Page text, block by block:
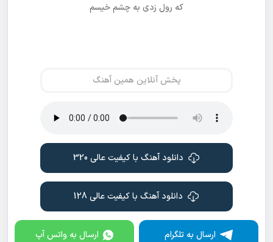
که رول زدی به چشم خیسم
پخش آنلاین همین آهنگ
دانلود آهنگ با کیفیت عالی 320
دانلود آهنگ با کیفیت عالی 128
ارسال به تلگرام ارسال به واتس آپ